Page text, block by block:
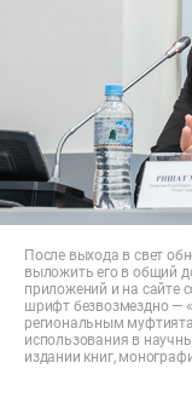
После выхода в свет
выложить его в общий
приложений и на сайте
шрифт безвозмездно —
региональным
использования в
издании книг,